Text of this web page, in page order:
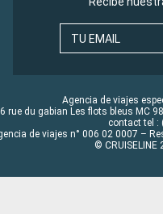
TU EMAIL
Agencia de viajes
rue du gabian Les flots bleus MC
contact tel :
de viajes n° 006 02 0007 –
© CRUISELINE